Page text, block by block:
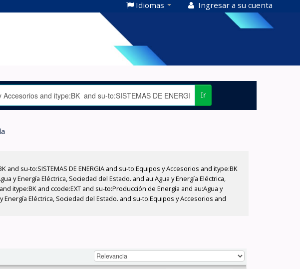
Idiomas Ingresar a su cuenta
Ir
su-to:SISTEMAS DE ENERGIA and su-to:Equipos y Accesorios and itype:BK
y Energía Eléctrica, Sociedad del Estado. and au:Agua y Energía Eléctrica,
itype:BK and ccode:EXT and su-to:Producción de Energía and au:Agua y
Eléctrica, Sociedad del Estado. and su-to:Equipos y Accesorios and